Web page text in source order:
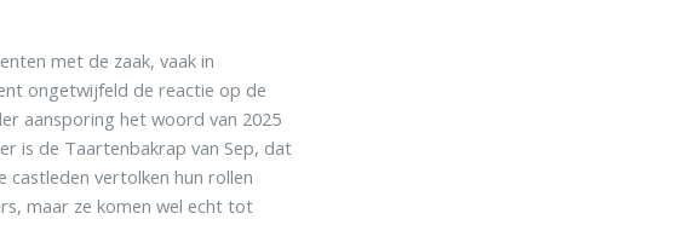
met de zaak, vaak in
ongetwijfeld de reactie op de
aansporing het woord van 2025
is de Taartenbakrap van Sep, dat
vertolken hun rollen
maar ze komen wel echt tot